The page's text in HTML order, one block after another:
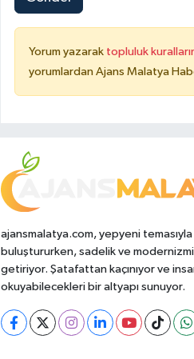
Yorum yazarak topluluk
yorumlardan Ajans Malatya
ajansmalatya.com, yepyeni
buluştururken, sadelik ve
getiriyor. Şatafattan kaçınıyor ve
okuyabilecekleri bir altyapı sunuyor.